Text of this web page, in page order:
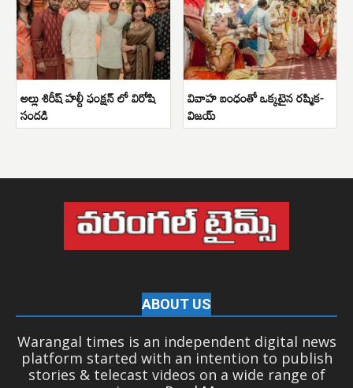
అల్లు శిరీష్ హల్దీ ఫంక్షన్ లో విరోషి
సందడి
వివాహ బంధంతో ఒక్కటైన రష్మిక-
విజయ్
ABOUT US
Warangal times is an independent digital news
platform started with an intention to publish
stories & telecast videos on a wide range of